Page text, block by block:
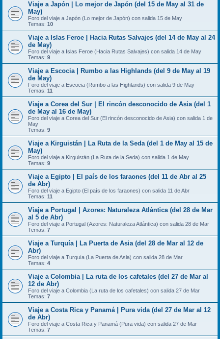
Viaje a Japón | Lo mejor de Japón (del 15 de May al 31 de
May)
Foro del viaje a Japón (Lo mejor de Japón) con salida 15 de May
Temas: 10
Viaje a Islas Feroe | Hacia Rutas Salvajes (del 14 de May al 24
de May)
Foro del viaje a Islas Feroe (Hacia Rutas Salvajes) con salida 14 de May
Temas: 9
Viaje a Escocia | Rumbo a las Highlands (del 9 de May al 19
de May)
Foro del viaje a Escocia (Rumbo a las Highlands) con salida 9 de May
Temas: 11
Viaje a Corea del Sur | El rincón desconocido de Asia (del 1
de May al 16 de May)
Foro del viaje a Corea del Sur (El rincón desconocido de Asia) con salida 1 de
May
Temas: 9
Viaje a Kirguistán | La Ruta de la Seda (del 1 de May al 15 de
May)
Foro del viaje a Kirguistán (La Ruta de la Seda) con salida 1 de May
Temas: 9
Viaje a Egipto | El país de los faraones (del 11 de Abr al 25
de Abr)
Foro del viaje a Egipto (El país de los faraones) con salida 11 de Abr
Temas: 11
Viaje a Portugal | Azores: Naturaleza Atlántica (del 28 de Mar
al 5 de Abr)
Foro del viaje a Portugal (Azores: Naturaleza Atlántica) con salida 28 de Mar
Temas: 7
Viaje a Turquía | La Puerta de Asia (del 28 de Mar al 12 de
Abr)
Foro del viaje a Turquía (La Puerta de Asia) con salida 28 de Mar
Temas: 4
Viaje a Colombia | La ruta de los cafetales (del 27 de Mar al
12 de Abr)
Foro del viaje a Colombia (La ruta de los cafetales) con salida 27 de Mar
Temas: 7
Viaje a Costa Rica y Panamá | Pura vida (del 27 de Mar al 12
de Abr)
Foro del viaje a Costa Rica y Panamá (Pura vida) con salida 27 de Mar
Temas: 7